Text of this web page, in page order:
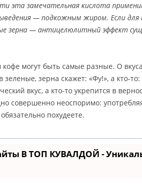
эта замечательная кислота
— подкожным жиром. Если для
зерна — антицелюлитный эффект
могут быть самые разные. О
зеленые, зерна скажет: «Фу!», а кто-
вкус, а кто-то укрепится в
совершенно неоспоримо:
похудеете.
В ТОП КУВАЛДОЙ -